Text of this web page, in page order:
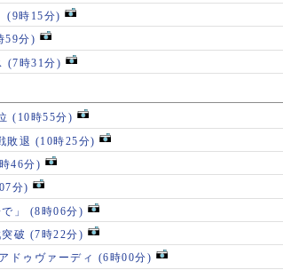
(9時15分)
59分)
(7時31分)
(10時55分)
敗退 (10時25分)
46分)
分)
」 (8時06分)
破 (7時22分)
ドゥヴァーディ (6時00分)